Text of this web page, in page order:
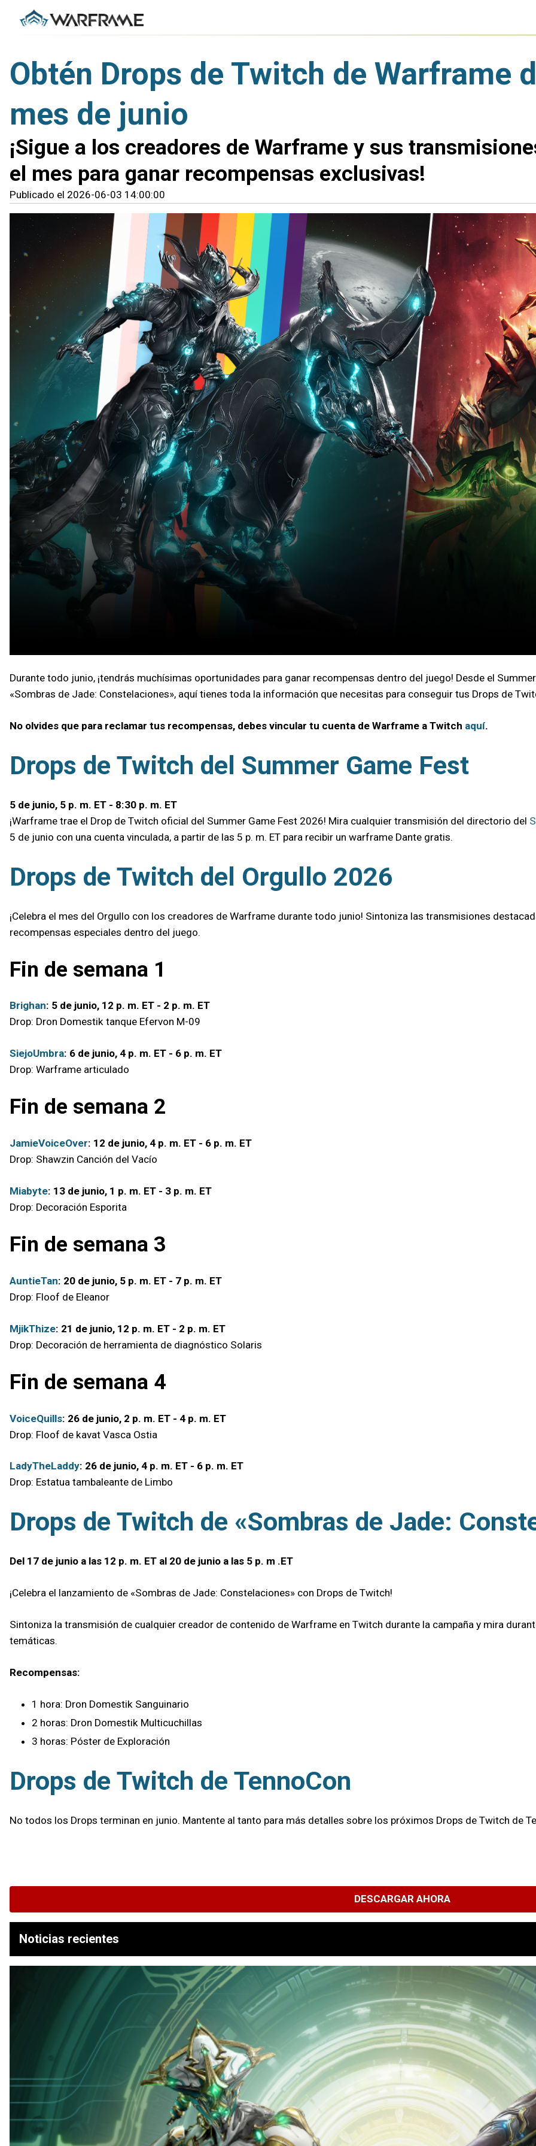
Obtén Drops de Twitch de Warframe
mes de junio
¡Sigue a los creadores de Warframe y sus
el mes para ganar recompensas exclusivas!
Publicado el 2026-06-03 14:00:00
Durante todo junio, ¡tendrás muchísimas oportunidades para ganar recompensas dentro del juego! Desde el
«Sombras de Jade: Constelaciones», aquí tienes toda la información que necesitas para conseguir tus Drops de
No olvides que para reclamar tus recompensas, debes vincular tu cuenta de Warframe a Twitch aquí.
Drops de Twitch del Summer Game Fest
5 de junio, 5 p. m. ET - 8:30 p. m. ET
¡Warframe trae el Drop de Twitch oficial del Summer Game Fest 2026! Mira cualquier transmisión del directorio del
5 de junio con una cuenta vinculada, a partir de las 5 p. m. ET para recibir un warframe Dante gratis.
Drops de Twitch del Orgullo 2026
¡Celebra el mes del Orgullo con los creadores de Warframe durante todo junio! Sintoniza las transmisiones
recompensas especiales dentro del juego.
Fin de semana 1
Brighan: 5 de junio, 12 p. m. ET - 2 p. m. ET
Drop: Dron Domestik tanque Efervon M-09
SiejoUmbra: 6 de junio, 4 p. m. ET - 6 p. m. ET
Drop: Warframe articulado
Fin de semana 2
JamieVoiceOver: 12 de junio, 4 p. m. ET - 6 p. m. ET
Drop: Shawzin Canción del Vacío
Miabyte: 13 de junio, 1 p. m. ET - 3 p. m. ET
Drop: Decoración Esporita
Fin de semana 3
AuntieTan: 20 de junio, 5 p. m. ET - 7 p. m. ET
Drop: Floof de Eleanor
MjikThize: 21 de junio, 12 p. m. ET - 2 p. m. ET
Drop: Decoración de herramienta de diagnóstico Solaris
Fin de semana 4
VoiceQuills: 26 de junio, 2 p. m. ET - 4 p. m. ET
Drop: Floof de kavat Vasca Ostia
LadyTheLaddy: 26 de junio, 4 p. m. ET - 6 p. m. ET
Drop: Estatua tambaleante de Limbo
Drops de Twitch de «Sombras de Jade:
Del 17 de junio a las 12 p. m. ET al 20 de junio a las 5 p. m .ET
¡Celebra el lanzamiento de «Sombras de Jade: Constelaciones» con Drops de Twitch!
Sintoniza la transmisión de cualquier creador de contenido de Warframe en Twitch durante la campaña y mira
temáticas.
Recompensas:
1 hora: Dron Domestik Sanguinario
2 horas: Dron Domestik Multicuchillas
3 horas: Póster de Exploración
Drops de Twitch de TennoCon
No todos los Drops terminan en junio. Mantente al tanto para más detalles sobre los próximos Drops de Twitch de
DESCARGAR AHORA
Noticias recientes